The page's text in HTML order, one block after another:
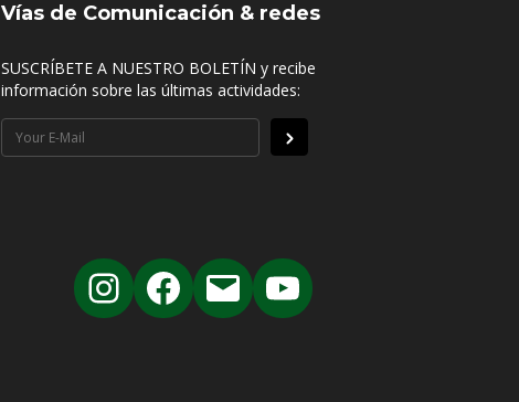
Vías de Comunicación & redes
SUSCRÍBETE A NUESTRO BOLETÍN y recibe
información sobre las últimas actividades: